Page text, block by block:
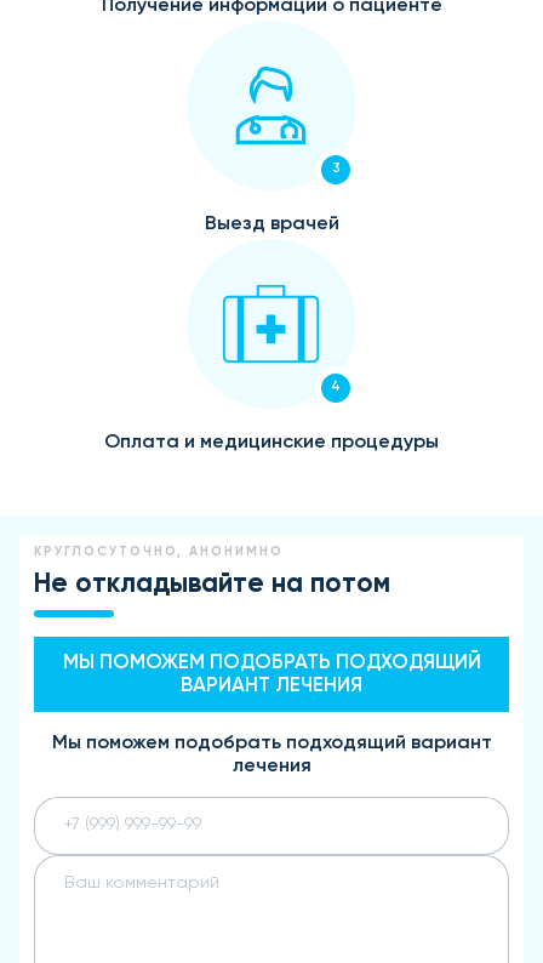
Получение информации о пациенте
3
Выезд врачей
4
Оплата и медицинские процедуры
КРУГЛОСУТОЧНО, АНОНИМНО
Не откладывайте на потом
МЫ ПОМОЖЕМ ПОДОБРАТЬ ПОДХОДЯЩИЙ
ВАРИАНТ ЛЕЧЕНИЯ
Мы поможем подобрать подходящий вариант
лечения